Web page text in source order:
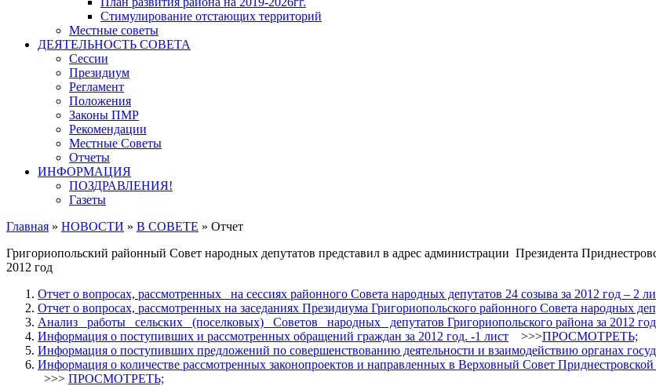
Стимулирование отстающих территорий
Местные советы
ДЕЯТЕЛЬНОСТЬ СОВЕТА
Сессии
Президиум
Регламент
Положения
Законы ПМР
Рекомендации
Местные Советы
Отчеты
ИНФОРМАЦИЯ
ПОЗДРАВЛЕНИЯ!
Газеты
Главная » НОВОСТИ » В СОВЕТЕ » Отчет
Григориопольский районный Совет народных депутатов представил в адрес администрации Президента
2012 год
Отчет о вопросах, рассмотренных на сессиях районного Совета народных депутатов 24 созыва за 2012 год – 2
Отчет о вопросах, рассмотренных на заседаниях Президиума Григориопольского районного Совета народных
Анализ работы сельских (поселковых) Советов народных депутатов Григориопольского района за 2012 год
Информация о поступивших и рассмотренных обращений граждан за 2012 год. -1 лист >>>ПРОСМОТРЕТЬ;
Информация о поступивших предложений по совершенствованию деятельности и взаимодействию органах
Информация о количестве рассмотренных законопроектов и направленных в Верховный Совет
>>> ПРОСМОТРЕТЬ;